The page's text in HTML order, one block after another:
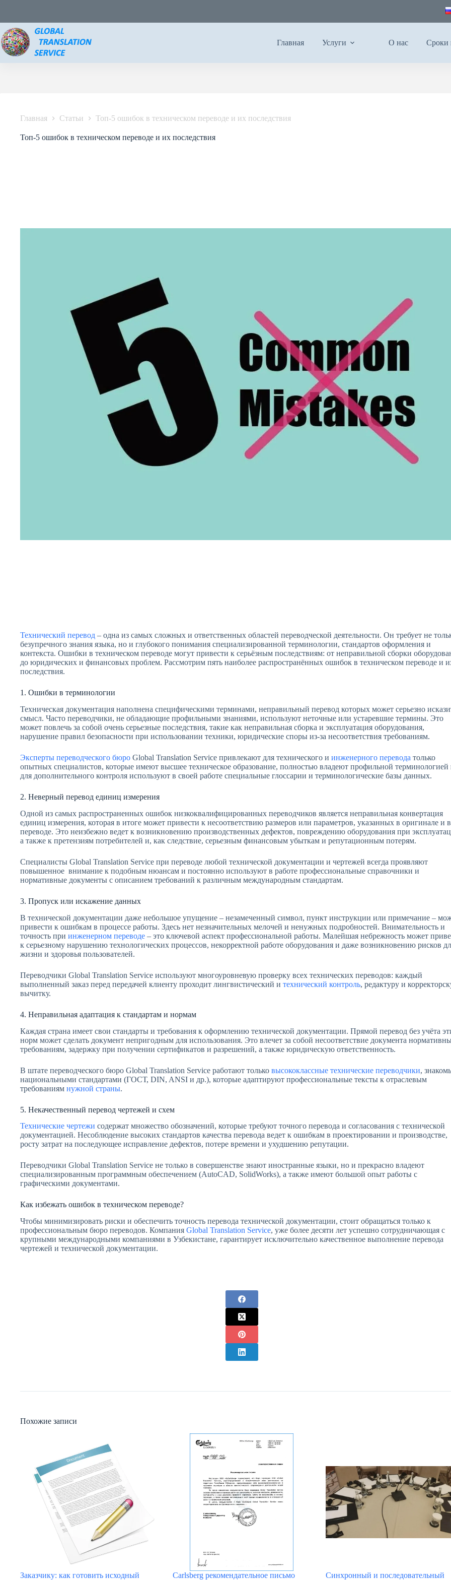
Главная Услуги О нас Сроки
Главная Статьи Топ-5 ошибок в техническом переводе и их последствия
Топ-5 ошибок в техническом переводе и их последствия
Технический перевод – одна из самых сложных и ответственных областей переводческой деятельности. Он требует не
безупречного знания языка, но и глубокого понимания специализированной терминологии, стандартов оформления и
контекста. Ошибки в техническом переводе могут привести к серьёзным последствиям: от неправильной сборки
до юридических и финансовых проблем. Рассмотрим пять наиболее распространённых ошибок в техническом переводе и
последствия.
1. Ошибки в терминологии
Техническая документация наполнена специфическими терминами, неправильный перевод которых может серьезно
смысл. Часто переводчики, не обладающие профильными знаниями, используют неточные или устаревшие термины. Это
может повлечь за собой очень серьезные последствия, такие как неправильная сборка и эксплуатация оборудования,
нарушение правил безопасности при использовании техники, юридические споры из-за несоответствия требованиям.
Эксперты переводческого бюро Global Translation Service привлекают для технического и инженерного перевода только
опытных специалистов, которые имеют высшее техническое образование, полностью владеют профильной терминологией
для дополнительного контроля используют в своей работе специальные глоссарии и терминологические базы данных.
2. Неверный перевод единиц измерения
Одной из самых распространенных ошибок низкоквалифицированных переводчиков является неправильная конвертация
единиц измерения, которая в итоге может привести к несоответствию размеров или параметров, указанных в оригинале и в
переводе. Это неизбежно ведет к возникновению производственных дефектов, повреждению оборудования при
а также к претензиям потребителей и, как следствие, серьезным финансовым убыткам и репутационным потерям.
Специалисты Global Translation Service при переводе любой технической документации и чертежей всегда проявляют
повышенное внимание к подобным нюансам и постоянно используют в работе профессиональные справочники и
нормативные документы с описанием требований к различным международным стандартам.
3. Пропуск или искажение данных
В технической документации даже небольшое упущение – незамеченный символ, пункт инструкции или примечание –
привести к ошибкам в процессе работы. Здесь нет незначительных мелочей и ненужных подробностей. Внимательность и
точность при инженерном переводе – это ключевой аспект профессиональной работы. Малейшая небрежность может
к серьезному нарушению технологических процессов, некорректной работе оборудования и даже возникновению рисков
жизни и здоровья пользователей.
Переводчики Global Translation Service используют многоуровневую проверку всех технических переводов: каждый
выполненный заказ перед передачей клиенту проходит лингвистический и технический контроль, редактуру и
вычитку.
4. Неправильная адаптация к стандартам и нормам
Каждая страна имеет свои стандарты и требования к оформлению технической документации. Прямой перевод без учёта
норм может сделать документ непригодным для использования. Это влечет за собой несоответствие документа
требованиям, задержку при получении сертификатов и разрешений, а также юридическую ответственность.
В штате переводческого бюро Global Translation Service работают только высококлассные технические переводчики,
национальными стандартами (ГОСТ, DIN, ANSI и др.), которые адаптируют профессиональные тексты к отраслевым
требованиям нужной страны.
5. Некачественный перевод чертежей и схем
Технические чертежи содержат множество обозначений, которые требуют точного перевода и согласования с технической
документацией. Несоблюдение высоких стандартов качества перевода ведет к ошибкам в проектировании и производстве,
росту затрат на последующее исправление дефектов, потере времени и ухудшению репутации.
Переводчики Global Translation Service не только в совершенстве знают иностранные языки, но и прекрасно владеют
специализированным программным обеспечением (AutoCAD, SolidWorks), а также имеют большой опыт работы с
графическими документами.
Как избежать ошибок в техническом переводе?
Чтобы минимизировать риски и обеспечить точность перевода технической документации, стоит обращаться только к
профессиональным бюро переводов. Компания Global Translation Service, уже более десяти лет успешно сотрудничающая с
крупными международными компаниями в Узбекистане, гарантирует исключительно качественное выполнение перевода
чертежей и технической документации.
Похожие записи
Заказчику: как готовить исходный Carlsberg рекомендательное письмо Синхронный и последовательный